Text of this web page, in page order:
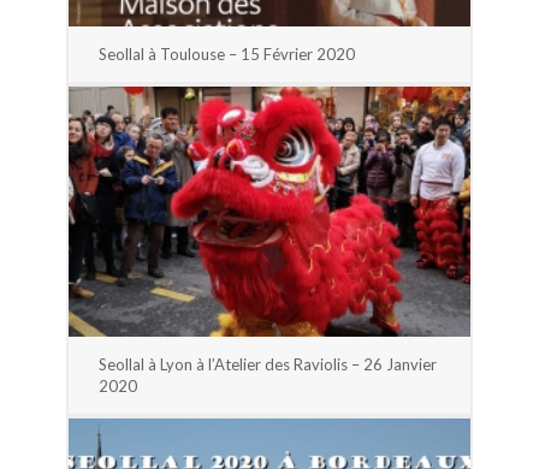
Seollal à Toulouse – 15 Février 2020
Seollal à Lyon à l’Atelier des Raviolis – 26 Janvier
2020